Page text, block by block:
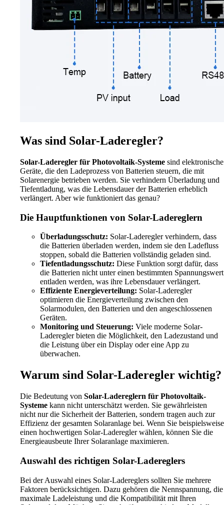
Was sind Solar-Laderegler?
Solar-Laderegler für Photovoltaik-Systeme sind elektronische
Geräte, die den Ladeprozess von Batterien steuern, die mit
Solarenergie betrieben werden. Sie verhindern Überladung und
Tiefentladung, was die Lebensdauer der Batterien erheblich
verlängert. Aber wie funktioniert das genau?
Die Hauptfunktionen von Solar-Ladereglern
Überladungsschutz: Solar-Laderegler verhindern, dass
die Batterien überladen werden, indem sie den Ladefluss
stoppen, sobald die Batterien vollständig geladen sind.
Tiefentladungsschutz: Diese Funktion sorgt dafür, dass
die Batterien nicht unter einen bestimmten Spannungswert
entladen werden, was ihre Lebensdauer verlängert.
Effiziente Energieverteilung: Solar-Laderegler
optimieren die Energieverteilung zwischen den
Solarmodulen, den Batterien und den angeschlossenen
Geräten.
Monitoring und Steuerung: Viele moderne Solar-
Laderegler bieten die Möglichkeit, den Ladezustand und
die Leistung über ein Display oder eine App zu
überwachen.
Warum sind Solar-Laderegler wichtig?
Die Bedeutung von Solar-Ladereglern für Photovoltaik-
Systeme kann nicht unterschätzt werden. Sie gewährleisten
nicht nur die Sicherheit der Batterien, sondern tragen auch zur
Effizienz der gesamten Solaranlage bei. Wenn Sie beispielsweise
einen hochwertigen Solar-Laderegler wählen, können Sie die
Energieausbeute Ihrer Solaranlage maximieren.
Auswahl des richtigen Solar-Ladereglers
Bei der Auswahl eines Solar-Ladereglers sollten Sie mehrere
Faktoren berücksichtigen. Dazu gehören die Nennspannung, die
maximale Ladeleistung und die Kompatibilität mit Ihren